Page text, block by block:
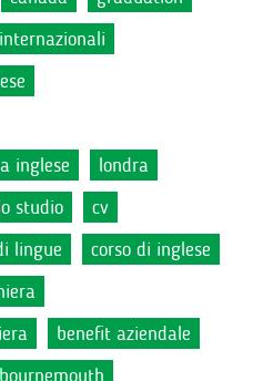
inglese
londra
studio
cv
lingue
corso di inglese
benefit aziendale
bournemouth